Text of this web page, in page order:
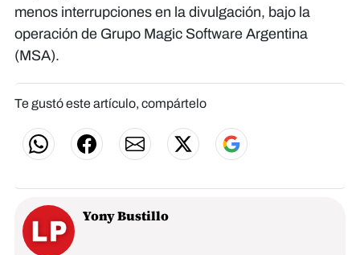
menos interrupciones en la divulgación, bajo la
operación de Grupo Magic Software Argentina
(MSA).
Te gustó este artículo, compártelo
Yony Bustillo